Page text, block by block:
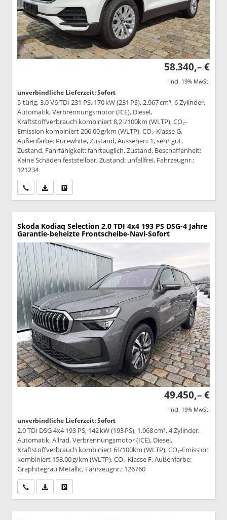
58.340,– €
incl. 19% MwSt.
unverbindliche Lieferzeit: Sofort
5-türig, 3.0 V6 TDI 231 PS, 170 kW (231 PS), 2.967 cm³, 6 Zylinder,
Automatik, Verbrennungsmotor (ICE), Diesel,
Kraftstoffverbrauch kombiniert 8,2 l/100km (WLTP), CO₂-
Emission kombiniert 206.00 g/km (WLTP), CO₂-Klasse G,
Außenfarbe: Purewhite, Zustand, Aussehen: 1, sehr gut,
Zustand, Fahrfähigkeit: fahrtauglich, Zustand, Beschaffenheit:
Keine Schäden feststellbar, Zustand: unfallfrei, Fahrzeugnr.:
121234
Wir rufen Sie anPDF-Datei, Fahrzeugexposé drucken
Skoda Kodiaq Selection 2,0 TDI 4x4 193 PS DSG-4 Jahre
Garantie-beheizte Frontscheibe-Navi-Sofort
49.450,– €
incl. 19% MwSt.
unverbindliche Lieferzeit: Sofort
2,0 TDI DSG 4x4 193 PS, 142 kW (193 PS), 1.968 cm³, 4 Zylinder,
Automatik, Allrad, Verbrennungsmotor (ICE), Diesel,
Kraftstoffverbrauch kombiniert 6 l/100km (WLTP), CO₂-Emission
kombiniert 158.00 g/km (WLTP), CO₂-Klasse F, Außenfarbe:
Graphitegrau Metallic, Fahrzeugnr.: 126760
Wir rufen Sie anPDF-Datei, Fahrzeugexposé drucken